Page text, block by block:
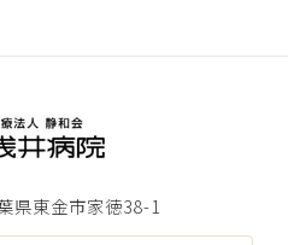
県東金市家徳38-1